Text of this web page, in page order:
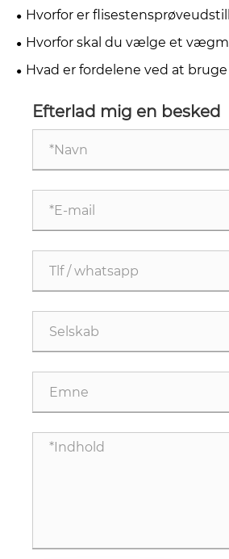
lodret keramisk displayhylde til
Hvorfor er
afgørende for moderne
Hvorfor skal du vælge et
fliseudstillingsstativ til messe
Hvad er fordelene ved at
Efterlad mig en besked